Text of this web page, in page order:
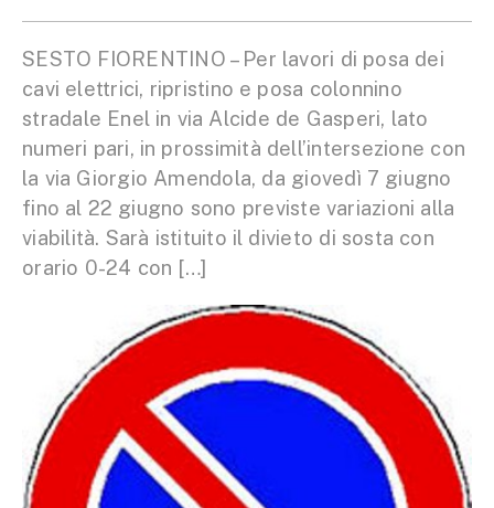
SESTO FIORENTINO – Per lavori di posa dei
cavi elettrici, ripristino e posa colonnino
stradale Enel in via Alcide de Gasperi, lato
numeri pari, in prossimità dell’intersezione con
la via Giorgio Amendola, da giovedì 7 giugno
fino al 22 giugno sono previste variazioni alla
viabilità. Sarà istituito il divieto di sosta con
orario 0-24 con […]